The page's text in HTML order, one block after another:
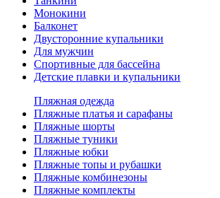
Монокини
Балконет
Двусторонние купальники
Для мужчин
Спортивные для бассейна
Детские плавки и купальники
Пляжная одежда
Пляжные платья и сарафаны
Пляжные шорты
Пляжные туники
Пляжные юбки
Пляжные топы и рубашки
Пляжные комбинезоны
Пляжные комплекты